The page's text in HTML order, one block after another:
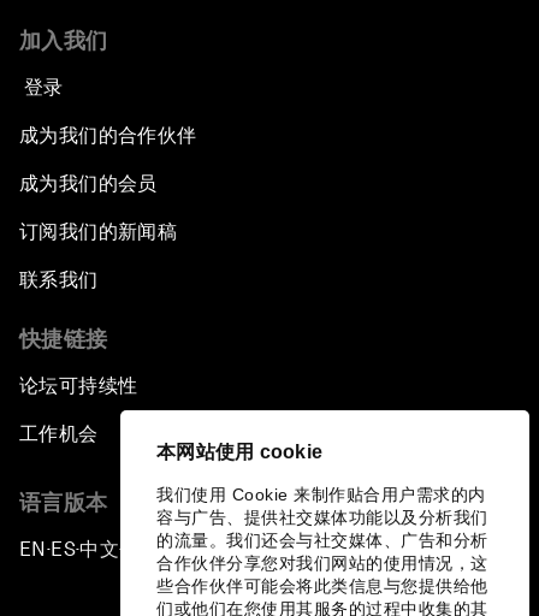
本网站使用 cookie
我们使用 Cookie 来制作贴合用户需求的内
容与广告、提供社交媒体功能以及分析我们
的流量。我们还会与社交媒体、广告和分析
合作伙伴分享您对我们网站的使用情况，这
些合作伙伴可能会将此类信息与您提供给他
们或他们在您使用其服务的过程中收集的其
加入我们
登录
成为我们的合作伙伴
成为我们的会员
订阅我们的新闻稿
联系我们
快捷链接
论坛可持续性
工作机会
语言版本
EN ▪ES▪中文▪ 日本語